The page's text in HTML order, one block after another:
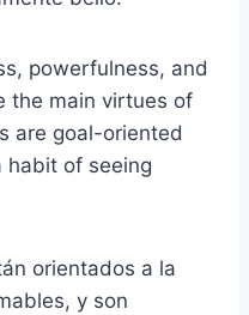
powerfulness, and
the main virtues of
are goal-oriented
habit of seeing
orientados a la
y son